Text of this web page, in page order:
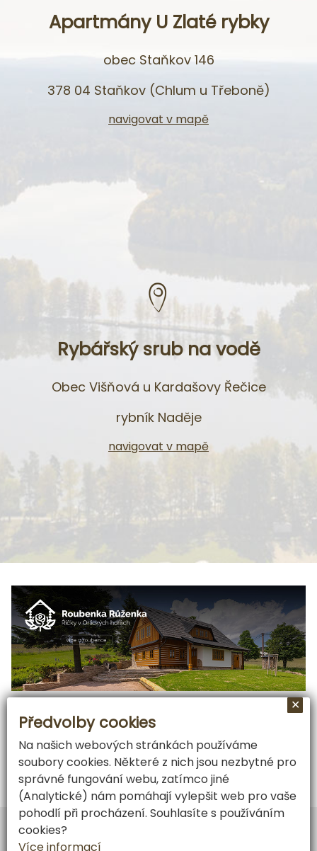
Apartmány U Zlaté rybky
obec Staňkov 146
378 04 Staňkov (Chlum u Třeboně)
navigovat v mapě
Rybářský srub na vodě
Obec Višňová u Kardašovy Řečice
rybník Naděje
navigovat v mapě
Tvorba webových stránek
Předvolby cookies
Na našich webových stránkách používáme
soubory cookies. Některé z nich jsou nezbytné pro
správné fungování webu, zatímco jiné
(Analytické) nám pomáhají vylepšit web pro vaše
pohodlí při procházení. Souhlasíte s používáním
cookies?
Více informací
✕